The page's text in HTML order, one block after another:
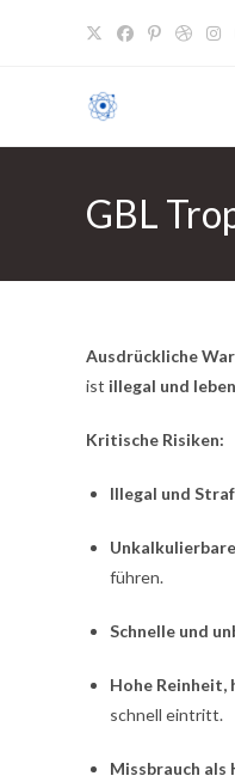
GBL
Ausdrückliche
ist illegal und
Kritische Risiken:
Illegal und
führen.
Schnelle und
Hohe Reinheit,
schnell eintritt.
Missbrauch